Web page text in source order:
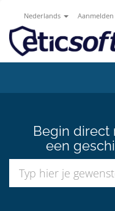
Nederlands Aanmelden
Begin direct
een